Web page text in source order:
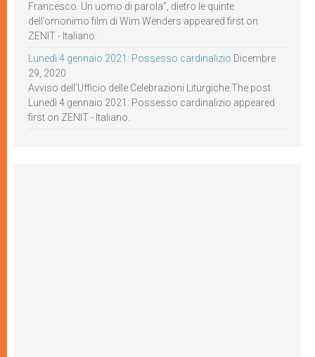
Francesco. Un uomo di parola”, dietro le quinte
dell’omonimo film di Wim Wenders appeared first on
ZENIT - Italiano.
Lunedì 4 gennaio 2021: Possesso cardinalizio Dicembre
29, 2020
Avviso dell’Ufficio delle Celebrazioni Liturgiche The post
Lunedì 4 gennaio 2021: Possesso cardinalizio appeared
first on ZENIT - Italiano.